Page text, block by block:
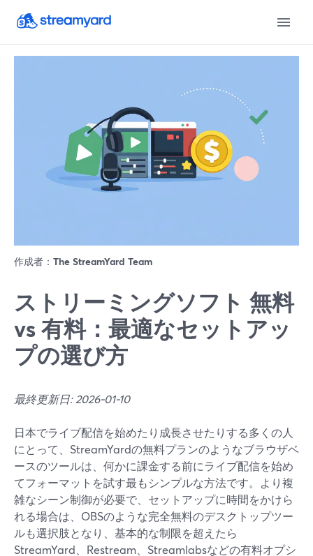
作成者： The StreamYard Team
ストリーミングソフト 無料
vs 有料：最適なセットアッ
プの選び方
最終更新日: 2026-01-10
日本でライブ配信を始めたり成長させたりする多くの人
にとって、StreamYardの無料プランのようなブラウザベ
ースのツールは、何かに課金する前にライブ配信を始め
てフォーマットを試す最もシンプルな方法です。より複
雑なシーン制御が必要で、セットアップに時間をかけら
れる場合は、OBSのような完全無料のデスクトップツー
ルも選択肢となり、基本的な制限を超えたら
StreamYard、Restream、Streamlabsなどの有料オプシ